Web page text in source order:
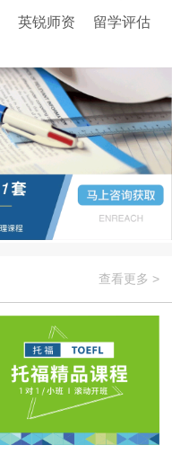
英锐师资 留学评估
查看更多 >